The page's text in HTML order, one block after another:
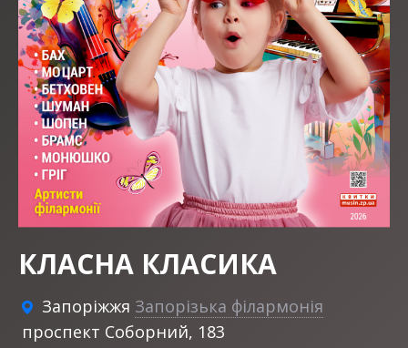
КЛАСНА КЛАСИКА
Запоріжжя Запорізька філармонія
проспект Соборний, 183